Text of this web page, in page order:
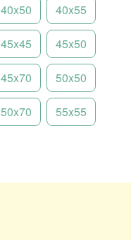
40x50 40x55
45x45 45x50
45x70 50x50
50x70 55x55